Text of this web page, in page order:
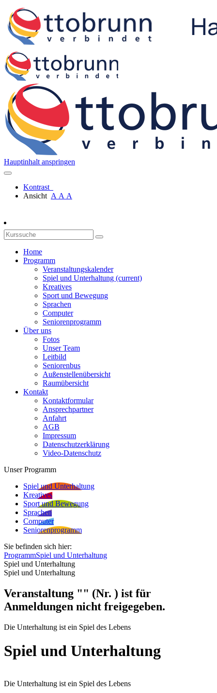
Hauptinhalt anspringen
Kontrast
Ansicht A A A
Home
Programm
Veranstaltungskalender
Spiel und Unterhaltung (current)
Kreatives
Sport und Bewegung
Sprachen
Computer
Seniorenprogramm
Über uns
Fotos
Unser Team
Leitbild
Seniorenbus
Außenstellenübersicht
Raumübersicht
Kontakt
Kontaktformular
Ansprechpartner
Anfahrt
AGB
Impressum
Datenschutzerklärung
Video-Datenschutz
Unser Programm
Spiel und Unterhaltung
Kreatives
Sport und Bewegung
Sprachen
Computer
Seniorenprogramm
Sie befinden sich hier:
ProgrammSpiel und Unterhaltung
Spiel und Unterhaltung
Spiel und Unterhaltung
Veranstaltung "" (Nr. ) ist für
Anmeldungen nicht freigegeben.
Die Unterhaltung ist ein Spiel des Lebens
Spiel und Unterhaltung
Die Unterhaltung ist ein Spiel des Lebens